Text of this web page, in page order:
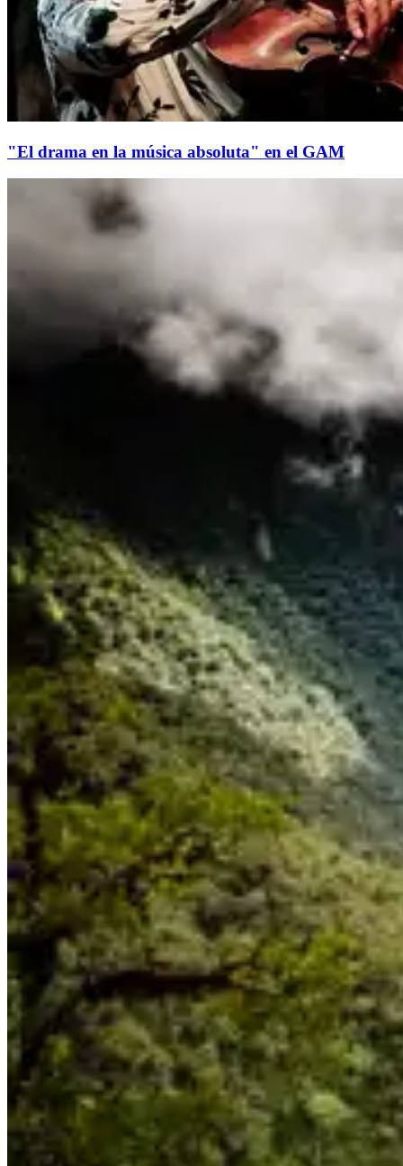
"El drama en la música absoluta" en el GAM